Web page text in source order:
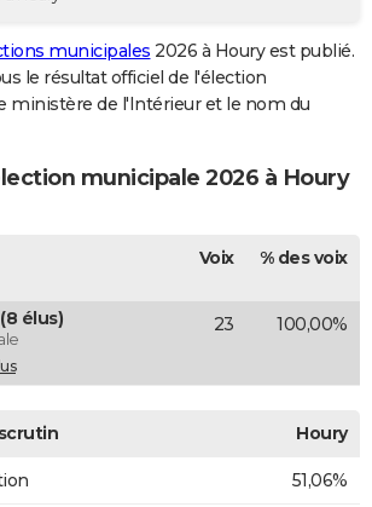
municipales 2026 à Houry est publié.
le résultat officiel de l'élection
ministère de l'Intérieur et le nom du
municipale 2026 à Houry
Voix % des voix
élus) 23 100,00%
Houry
51,06%